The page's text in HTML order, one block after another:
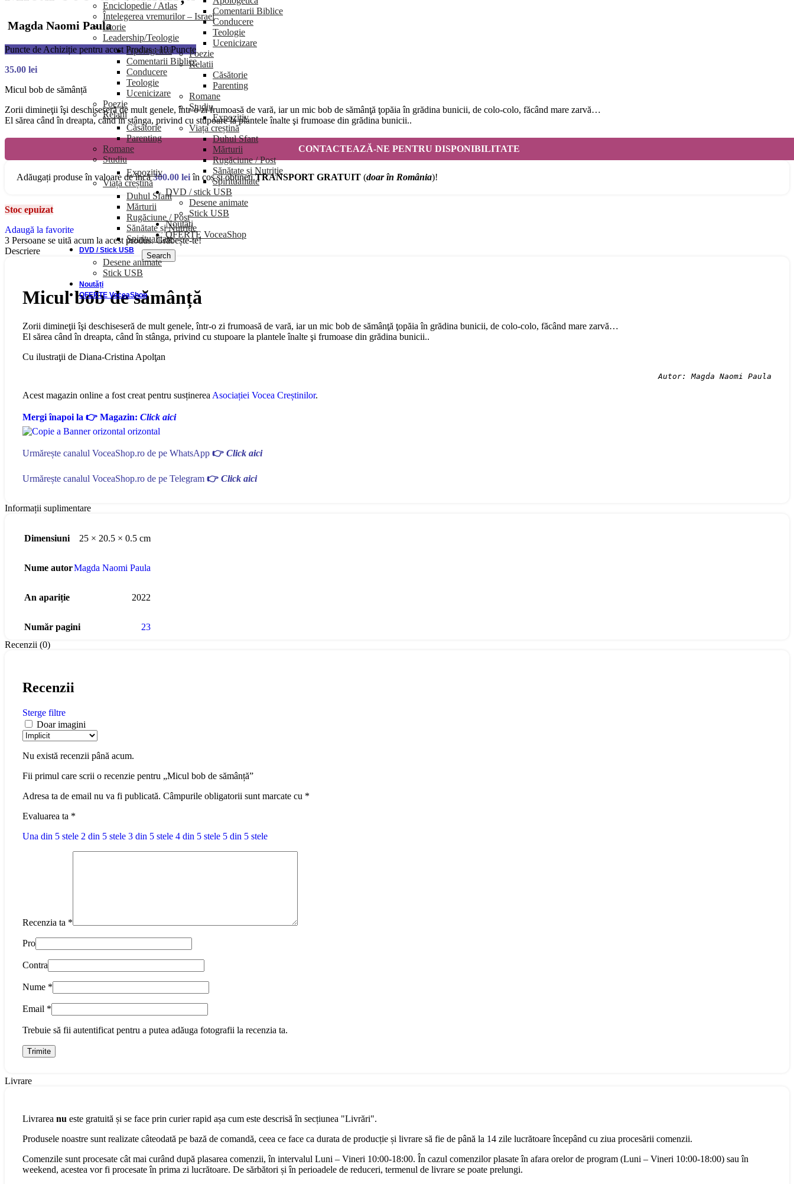
Comentarii Biblice
Conducere
Teologie
Ucenicizare
Poezie
Relatii
Căsătorie
Parenting
Romane
Studiu
Expozitiv
Viața creștină
Duhul Sfant
Mărturii
Rugăciune / Post
Sănătate și Nutriție
Spiritualitate
DVD / stick USB
Desene animate
Stick USB
Noutăți
OFERTE VoceaShop
Search
Enciclopedie / Atlas
Întelegerea vremurilor – Israel
Istorie
Leadership/Teologie
Apologetică
Comentarii Biblice
Conducere
Teologie
Ucenicizare
Poezie
Relatii
Căsătorie
Parenting
Romane
Studiu
Expozitiv
Viața creștină
Duhul Sfant
Mărturii
Rugăciune / Post
Sănătate și Nutriție
Spiritualitate
DVD / Stick USB
Desene animate
Stick USB
Noutăți
OFERTE VoceaShop
Magda Naomi Paula
Puncte de Achiziție pentru acest Produs : 10 Puncte
35.00 lei
Micul bob de sămânță
Zorii dimineţii îşi deschiseseră de mult genele, într-o zi frumoasă de vară, iar un mic bob de sămânţă ţopăia în grădina bunicii, de colo-colo, făcând mare zarvă…
El sărea când în dreapta, când în stânga, privind cu stupoare la plantele înalte şi frumoase din grădina bunicii..
CONTACTEAZĂ-NE PENTRU DISPONIBILITATE
Adăugați produse în valoare de încă300.00 leiîn coș și obținețiTRANSPORT GRATUIT (doar în România)!
Stoc epuizat
Adaugă la favorite
3 Persoane se uită acum la acest produs. Grăbește-te!
Descriere
Micul bob de sămânță
Zorii dimineţii îşi deschiseseră de mult genele, într-o zi frumoasă de vară, iar un mic bob de sămânţă ţopăia în grădina bunicii, de colo-colo, făcând mare zarvă…
El sărea când în dreapta, când în stânga, privind cu stupoare la plantele înalte şi frumoase din grădina bunicii..
Cu ilustraţii de Diana-Cristina Apolţan
Autor: Magda Naomi Paula
Acest magazin online a fost creat pentru susținereaAsociației Vocea Creștinilor.
Mergi înapoi la 👉 Magazin: Click aici
Urmărește canalul VoceaShop.ro de pe WhatsApp 👉 Click aici
Urmărește canalul VoceaShop.ro de pe Telegram 👉 Click aici
Informații suplimentare
Dimensiuni 25 × 20.5 × 0.5 cm
Nume autorMagda Naomi Paula
An apariție 2022
Număr pagini
23
Recenzii (0)
Recenzii
Sterge filtre
Doar imagini
Nu există recenzii până acum.
Fii primul care scrii o recenzie pentru „Micul bob de sămânță”
Adresa ta de email nu va fi publicată. Câmpurile obligatorii sunt marcate cu *
Evaluarea ta *
Una din 5 stele 2 din 5 stele 3 din 5 stele 4 din 5 stele 5 din 5 stele
Recenzia ta *
Pro
Contra
Nume *
Email *
Trebuie să fii autentificat pentru a putea adăuga fotografii la recenzia ta.
Livrare
Livrarea nu este gratuită și se face prin curier rapid așa cum este descrisă în secțiunea "Livrări".
Produsele noastre sunt realizate câteodată pe bază de comandă, ceea ce face ca durata de producție și livrare să fie de până la 14 zile lucrătoare începând cu ziua procesării comenzii.
Comenzile sunt procesate cât mai curând după plasarea comenzii, în intervalul Luni – Vineri 10:00-18:00. În cazul comenzilor plasate în afara orelor de program (Luni – Vineri 10:00-18:00) sau în
weekend, acestea vor fi procesate în prima zi lucrătoare. De sărbători și în perioadele de reduceri, termenul de livrare se poate prelungi.